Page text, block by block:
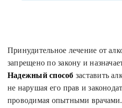
Принудительное лечение от
запрещено по закону и
Надежный способ заставить
не нарушая его прав и
проводимая опытными